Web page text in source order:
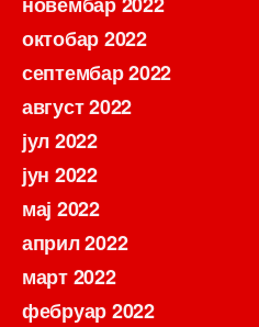
октобар 2022
септембар 2022
август 2022
јул 2022
јун 2022
мај 2022
април 2022
март 2022
фебруар 2022